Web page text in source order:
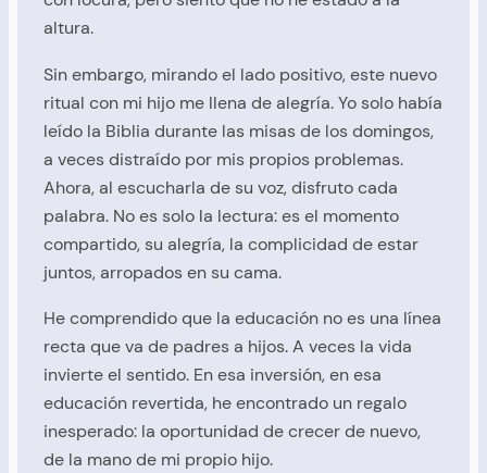
altura.
Sin embargo, mirando el lado positivo, este nuevo
ritual con mi hijo me llena de alegría. Yo solo había
leído la Biblia durante las misas de los domingos,
a veces distraído por mis propios problemas.
Ahora, al escucharla de su voz, disfruto cada
palabra. No es solo la lectura: es el momento
compartido, su alegría, la complicidad de estar
juntos, arropados en su cama.
He comprendido que la educación no es una línea
recta que va de padres a hijos. A veces la vida
invierte el sentido. En esa inversión, en esa
educación revertida, he encontrado un regalo
inesperado: la oportunidad de crecer de nuevo,
de la mano de mi propio hijo.